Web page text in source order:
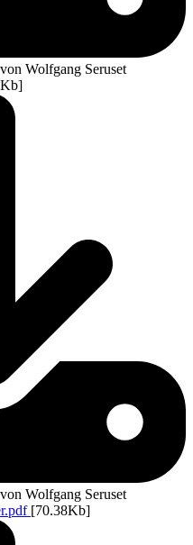
Wolfgang Seruset
Wolfgang Seruset
[70.38Kb]